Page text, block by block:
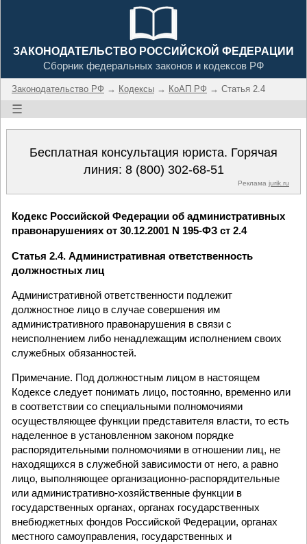
ЗАКОНОДАТЕЛЬСТВО РОССИЙСКОЙ ФЕДЕРАЦИИ
Сборник федеральных законов и кодексов РФ
Законодательство РФ → Кодексы → КоАП РФ → Статья 2.4
☰
Бесплатная консультация юриста. Горячая
линия: 8 (800) 302-68-51
Реклама jurik.ru
Кодекс Российской Федерации об административных
правонарушениях от 30.12.2001 N 195-ФЗ ст 2.4
Статья 2.4. Административная ответственность
должностных лиц
Административной ответственности подлежит
должностное лицо в случае совершения им
административного правонарушения в связи с
неисполнением либо ненадлежащим исполнением своих
служебных обязанностей.
Примечание. Под должностным лицом в настоящем
Кодексе следует понимать лицо, постоянно, временно или
в соответствии со специальными полномочиями
осуществляющее функции представителя власти, то есть
наделенное в установленном законом порядке
распорядительными полномочиями в отношении лиц, не
находящихся в служебной зависимости от него, а равно
лицо, выполняющее организационно-распорядительные
или административно-хозяйственные функции в
государственных органах, органах государственных
внебюджетных фондов Российской Федерации, органах
местного самоуправления, государственных и